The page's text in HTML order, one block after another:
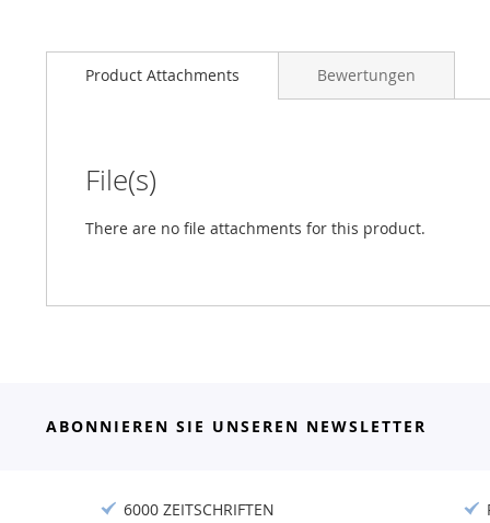
Product Attachments
File(s)
There are no file attachments for this product.
Bewertungen
ABONNIEREN SIE UNSEREN NEWSLETTER
6000 ZEITSCHRIFTEN